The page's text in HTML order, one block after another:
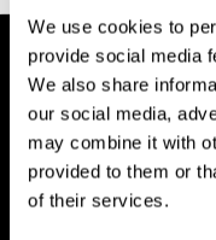
We use cookies to
provide social media
We also share
our social media,
may combine it with
provided to them or
of their services.